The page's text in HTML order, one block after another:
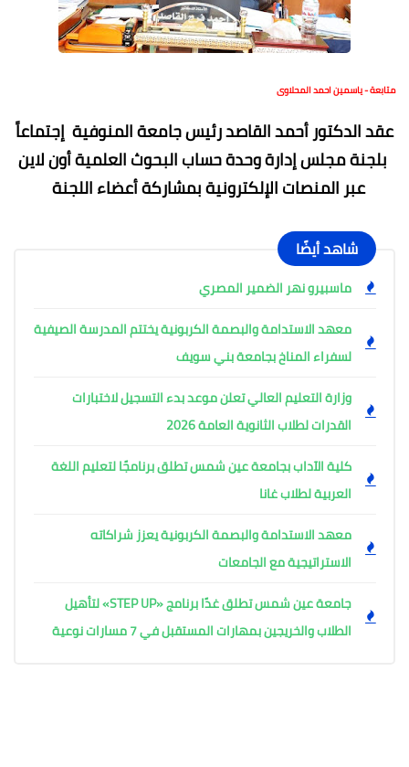
متابعة - ياسمين احمد المحلاوى
عقد الدكتور أحمد القاصد رئيس جامعة المنوفية إجتماعاً
بلجنة مجلس إدارة وحدة حساب البحوث العلمية أون لاين
عبر المنصات الإلكترونية بمشاركة أعضاء اللجنة
شاهد أيضًا
ماسبيرو نهر الضمير المصري
معهد الاستدامة والبصمة الكربونية يختتم المدرسة الصيفية
لسفراء المناخ بجامعة بني سويف
وزارة التعليم العالي تعلن موعد بدء التسجيل لاختبارات
القدرات لطلاب الثانوية العامة 2026
كلية الآداب بجامعة عين شمس تطلق برنامجًا لتعليم اللغة
العربية لطلاب غانا
معهد الاستدامة والبصمة الكربونية يعزز شراكاته
الاستراتيجية مع الجامعات
جامعة عين شمس تطلق غدًا برنامج «STEP UP» لتأهيل
الطلاب والخريجين بمهارات المستقبل في 7 مسارات نوعية